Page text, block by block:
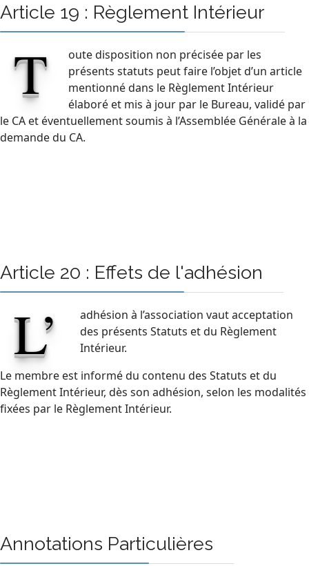
Article 19 : Règlement Intérieur
T
oute disposition non précisée par les
présents statuts peut faire l’objet d’un article
mentionné dans le Règlement Intérieur
élaboré et mis à jour par le Bureau, validé par
le CA et éventuellement soumis à l’Assemblée Générale à la
demande du CA.
Article 20 : Effets de l'adhésion
L’
adhésion à l’association vaut acceptation
des présents Statuts et du Règlement
Intérieur.
Le membre est informé du contenu des Statuts et du
Règlement Intérieur, dès son adhésion, selon les modalités
fixées par le Règlement Intérieur.
Annotations Particulières